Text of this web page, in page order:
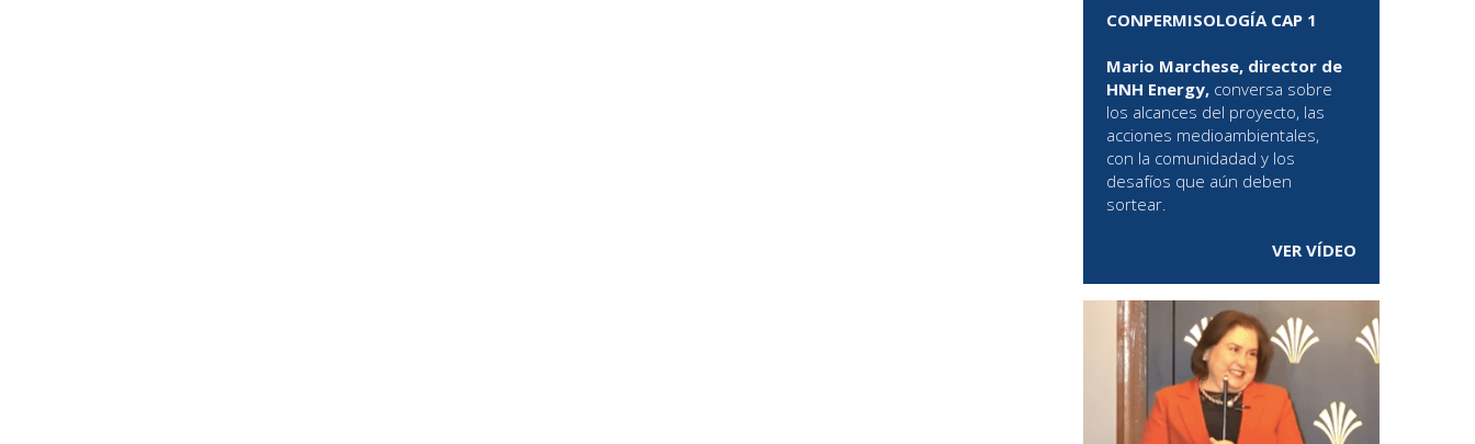
CONPERMISOLOGÍA CAP 1
Mario Marchese, director de
HNH Energy, conversa sobre
los alcances del proyecto, las
acciones medioambientales,
con la comunidadad y los
desafíos que aún deben
sortear.
VER VÍDEO